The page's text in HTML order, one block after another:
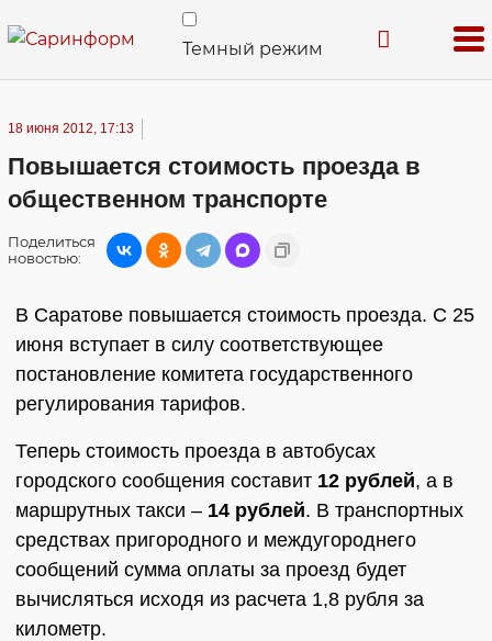
Темный режим
18 июня 2012, 17:13
Повышается стоимость проезда в
общественном транспорте
Поделиться
новостью:
В Саратове повышается стоимость проезда. С 25
июня вступает в силу соответствующее
постановление комитета государственного
регулирования тарифов.
Теперь стоимость проезда в автобусах
городского сообщения составит 12 рублей, а в
маршрутных такси – 14 рублей. В транспортных
средствах пригородного и междугороднего
сообщений сумма оплаты за проезд будет
вычисляться исходя из расчета 1,8 рубля за
километр.